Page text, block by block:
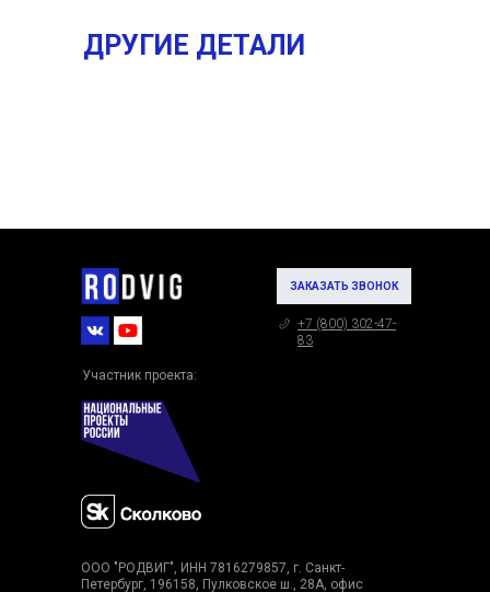
ДРУГИЕ ДЕТАЛИ
ЗАКАЗАТЬ ЗВОНОК
ООО "РОДВИГ", ИНН 7816279857, г. Санкт-
Петербург, 196158, Пулковское ш., 28А, офис
Участник проекта:
+7 (800) 302-47-
83